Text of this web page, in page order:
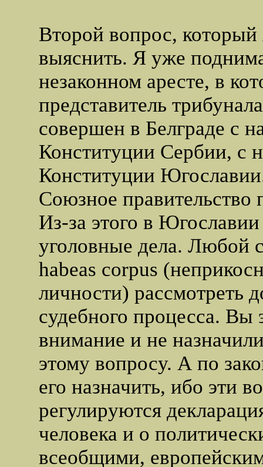
Второй вопрос, который
выяснить. Я уже
незаконном аресте, в
представитель
совершен в Белграде с
Конституции Сербии, с
Конституции
Союзное правительство
Из-за этого в
уголовные дела. Любой
habeas corpus
личности) рассмотреть
судебного процесса. Вы
внимание и не
этому вопросу. А по
его назначить, ибо эти
регулируются
человека и о
всеобщими,